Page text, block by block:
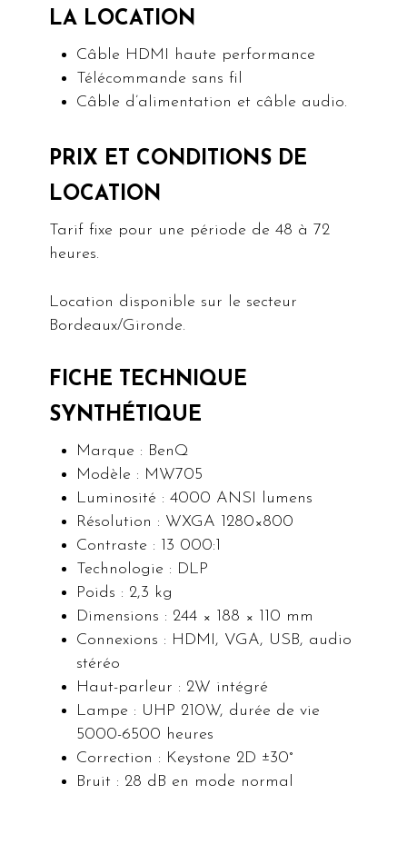
LA LOCATION
Câble HDMI haute performance
Télécommande sans fil
Câble d’alimentation et câble audio.
PRIX ET CONDITIONS DE
LOCATION
Tarif fixe pour une période de 48 à 72
heures.
Location disponible sur le secteur
Bordeaux/Gironde.
FICHE TECHNIQUE
SYNTHÉTIQUE
Marque : BenQ
Modèle : MW705
Luminosité : 4000 ANSI lumens
Résolution : WXGA 1280×800
Contraste : 13 000:1
Technologie : DLP
Poids : 2,3 kg
Dimensions : 244 × 188 × 110 mm
Connexions : HDMI, VGA, USB, audio
stéréo
Haut-parleur : 2W intégré
Lampe : UHP 210W, durée de vie
5000-6500 heures
Correction : Keystone 2D ±30°
Bruit : 28 dB en mode normal